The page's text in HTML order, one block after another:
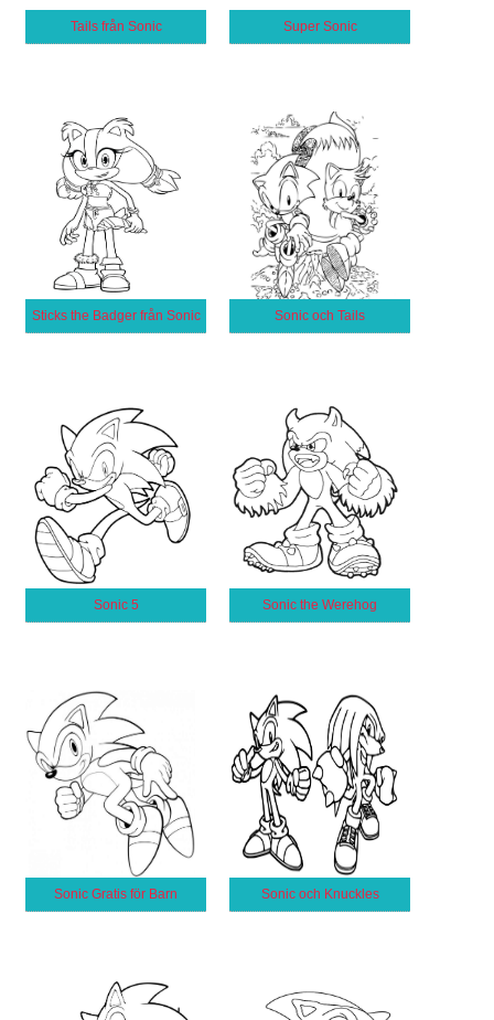
Tails från Sonic Super Sonic
Sticks the Badger från Sonic Sonic och Tails
Sonic 5 Sonic the Werehog
Sonic Gratis för Barn Sonic och Knuckles